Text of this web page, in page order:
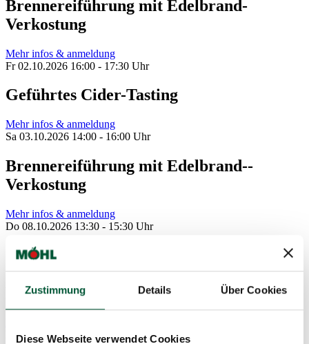
Zustimmung Details Über Cookies
Diese Webseite verwendet Cookies
Brennereiführung mit Edelbrand-
Verkostung
Mehr infos & anmeldung
Fr 02.10.2026 16:00 - 17:30 Uhr
Geführtes Cider-Tasting
Mehr infos & anmeldung
Sa 03.10.2026 14:00 - 16:00 Uhr
Brennereiführung mit Edelbrand--
Verkostung
Mehr infos & anmeldung
Do 08.10.2026 13:30 - 15:30 Uhr
Öffentliche Mostereiführung mit
anschliessendem Museumsbesuch und
Produkteverkostung
Fr 09.10.2026 16:00 - 17:30 Uhr